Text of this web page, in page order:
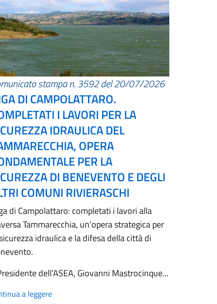
stampa n. 3592 del 20/07/2026
DI CAMPOLATTARO.
I LAVORI PER LA
IDRAULICA DEL
OPERA
PER LA
DI BENEVENTO E DEGLI
COMUNI RIVIERASCHI
di Campolattaro: completati i lavori alla
Tammarecchia, un’opera strategica per
idraulica e la difesa della città di
dell’ASEA, Giovanni Mastrocinque...
a leggere